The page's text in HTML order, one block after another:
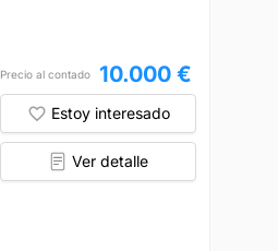
Precio al contado 10.000 €
Estoy interesado
Ver detalle